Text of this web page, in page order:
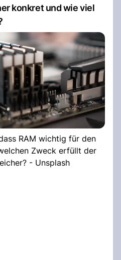
konkret und wie viel
RAM wichtig für den
Zweck erfüllt der
- Unsplash